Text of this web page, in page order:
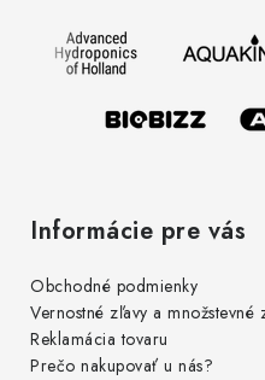
Informácie pre vás
Obchodné podmienky
Vernostné zľavy a množstevné
Reklamácia tovaru
Prečo nakupovať u nás?